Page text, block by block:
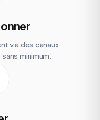
via des canaux
minimum.